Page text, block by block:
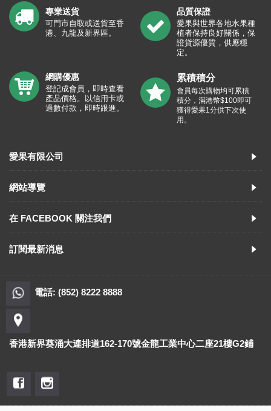
專業送貨
可門市自取或送貨至香
港、九龍及新界區。
品質保證
愛果與世界各地水果種
植者保持良好關係，保
證貨源優質，供應穩
定。
網購優惠
登記成會員，即時查看
產品價格。以信用卡或
過數付款，即時跟進。
累積積分
會員每次購物均可累積
積分，滿港幣$100即可
獲得愛果1分供下次使
用。
愛果有限公司
網站導覽
在 FACEBOOK 關注我們
訂閱最新消息
電話: (852) 8222 8888
香港新界葵涌大連排道162-170號金龍工業中心二座21樓G2鋪